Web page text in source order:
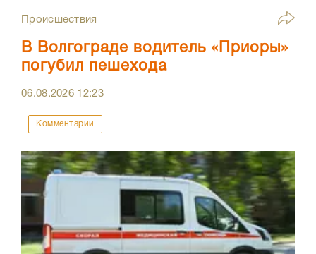
Происшествия
В Волгограде водитель «Приоры»
погубил пешехода
06.08.2026 12:23
Комментарии